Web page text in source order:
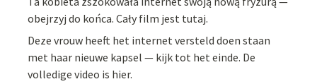
obejrzyj do końca. Cały film jest tutaj.
Deze vrouw heeft het internet versteld doen staan
met haar nieuwe kapsel — kijk tot het einde. De
volledige video is hier.